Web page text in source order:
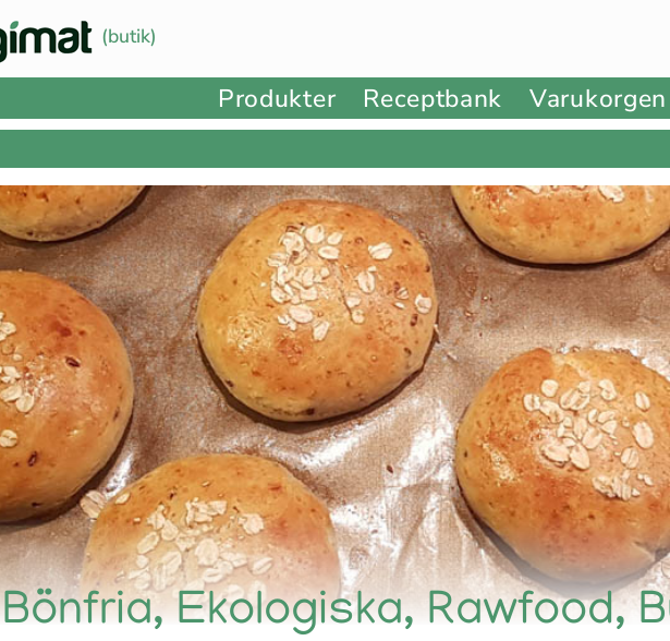
(butik)
Produkter Receptbank Varukorgen
Ekologiska, Rawfood,